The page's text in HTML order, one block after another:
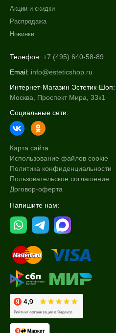
Акции и скидки
Распродажа
Новинки
Телефон: +7 (495) 640-58-89
Email: info@esteticshop.ru
Интернет-Магазин Эстетик-Шоп:
Москва, Проспект Мира, 33к1
Социальные сети:
Карта сайта
Использование файлов cookie
Политика конфиденциальности
Пользовательское соглашение
Договор-оферта
Напишите нам: